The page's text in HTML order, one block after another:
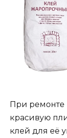
При ремонте
красивую
клей для её